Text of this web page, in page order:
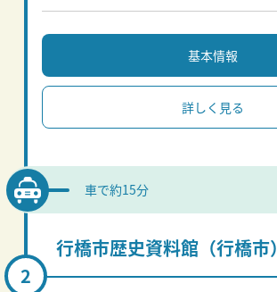
基本情報
詳しく見る
車で約15分
行橋市歴史資料館（行橋市）